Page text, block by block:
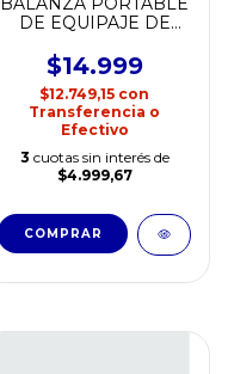
DE EQUIPAJE DE
$14.999
$12.749,15 con
Transferencia o
Efectivo
3 cuotas sin interés de
$4.999,67